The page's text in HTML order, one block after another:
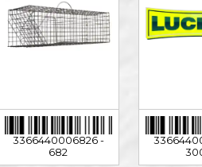
3366440006826 -
682